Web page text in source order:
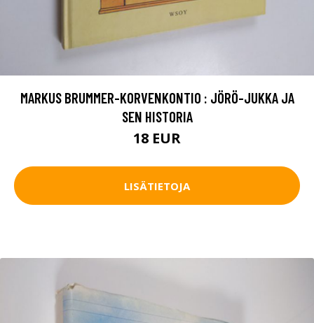
MARKUS BRUMMER-KORVENKONTIO : JÖRÖ-JUKKA JA
SEN HISTORIA
18 EUR
LISÄTIETOJA